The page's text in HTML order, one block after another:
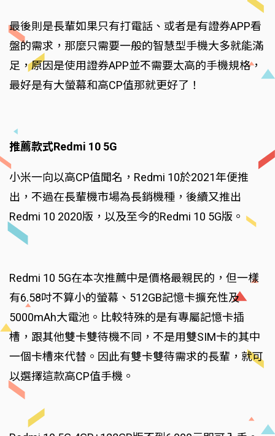
最後則是長輩如果只有打電話、或者是有證券APP看
盤的需求，那麼只需要一般的智慧型手機大多就能滿
足，原因是使用證券APP並不需要太高的手機規格，
最好是有大螢幕和高CP值那就更好了！
推薦款式Redmi 10 5G
小米一向以高CP值聞名，Redmi 10於2021年便推
出，不過在長輩機市場為長銷機種，後續又推出
Redmi 10 2020版，以及至今的Redmi 10 5G版。
Redmi 10 5G在本次推薦中是價格最親民的，但一樣
有6.58吋不算小的螢幕、512GB記憶卡擴充性及
5000mAh大電池。比較特殊的是有專屬記憶卡插
槽，跟其他雙卡雙待機不同，不是用雙SIM卡的其中
一個卡槽來代替。因此有雙卡雙待需求的長輩，就可
以選擇這款高CP值手機。